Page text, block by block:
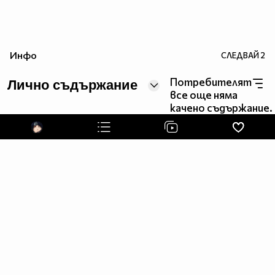
Инфо СЛЕДВАЙ2
Лично съдържание
Потребителят
все още няма
качено съдържание.